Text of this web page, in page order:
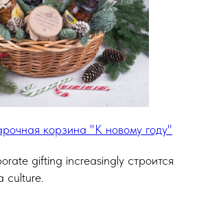
корзина "К новому году"
gifting increasingly строится
culture.